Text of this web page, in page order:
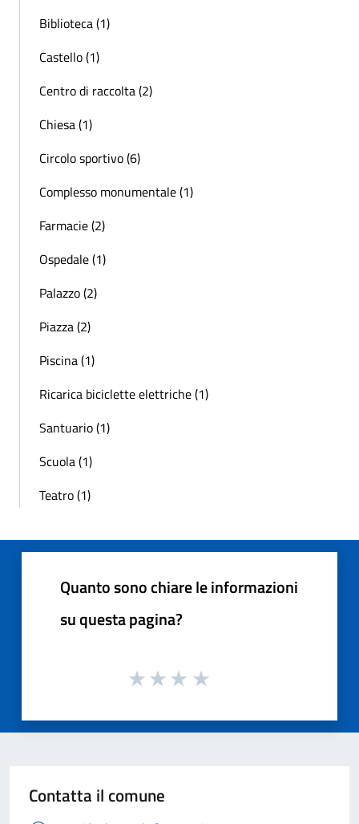
Biblioteca (1)
Castello (1)
Centro di raccolta (2)
Chiesa (1)
Circolo sportivo (6)
Complesso monumentale (1)
Farmacie (2)
Ospedale (1)
Palazzo (2)
Piazza (2)
Piscina (1)
Ricarica biciclette elettriche (1)
Santuario (1)
Scuola (1)
Teatro (1)
Quanto sono chiare le informazioni
su questa pagina?
Contatta il comune